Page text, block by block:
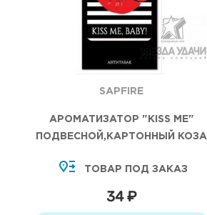
SAPFIRE
АРОМАТИЗАТОР "KISS ME"
ПОДВЕСНОЙ,КАРТОННЫЙ КОЗА
ТОВАР ПОД ЗАКАЗ
34 ₽